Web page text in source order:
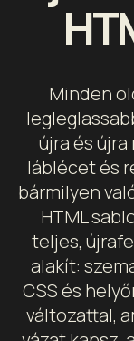
Minden
újra és
láblécet és
bármilyen
HTML
teljes,
alakít:
CSS és
változattal,